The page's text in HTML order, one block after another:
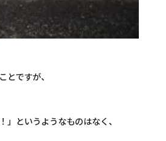
とですが、
」というようなものはなく、